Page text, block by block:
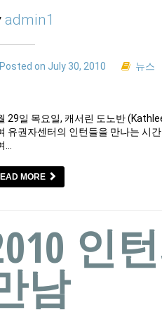
admin1
Posted on July 30, 2010 뉴스
29일 목요일, 캐서린 도노반
유권자센터의 인턴들을 만나는 시
…
MORE
인
남